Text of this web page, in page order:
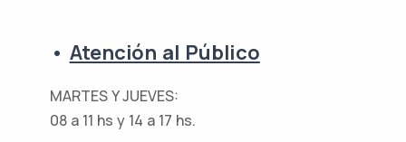
• Atención al Público
MARTES Y JUEVES:
08 a 11 hs y 14 a 17 hs.